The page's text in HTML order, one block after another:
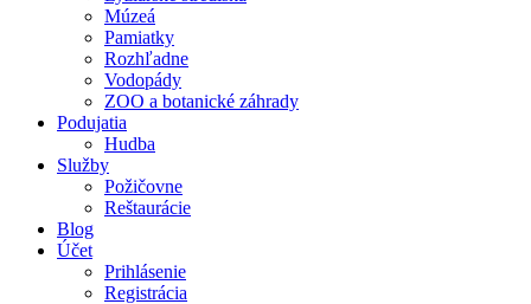
Múzeá
Pamiatky
Rozhľadne
Vodopády
ZOO a botanické záhrady
Podujatia
Hudba
Služby
Požičovne
Reštaurácie
Blog
Účet
Prihlásenie
Registrácia